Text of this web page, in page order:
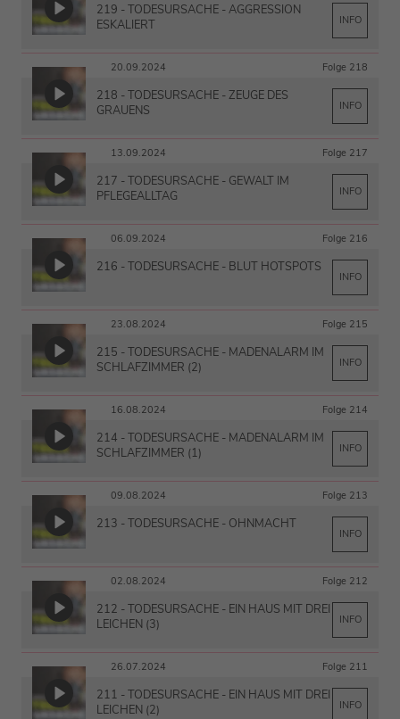
219 - TODESURSACHE - AGGRESSION
ESKALIERT
INFO
20.09.2024 Folge 218
218 - TODESURSACHE - ZEUGE DES
GRAUENS
INFO
13.09.2024 Folge 217
217 - TODESURSACHE - GEWALT IM
PFLEGEALLTAG
INFO
06.09.2024 Folge 216
216 - TODESURSACHE - BLUT HOTSPOTS
INFO
23.08.2024 Folge 215
215 - TODESURSACHE - MADENALARM IM
SCHLAFZIMMER (2)
INFO
16.08.2024 Folge 214
214 - TODESURSACHE - MADENALARM IM
SCHLAFZIMMER (1)
INFO
09.08.2024 Folge 213
213 - TODESURSACHE - OHNMACHT
INFO
02.08.2024 Folge 212
212 - TODESURSACHE - EIN HAUS MIT DREI
LEICHEN (3)
INFO
26.07.2024 Folge 211
211 - TODESURSACHE - EIN HAUS MIT DREI
LEICHEN (2)
INFO